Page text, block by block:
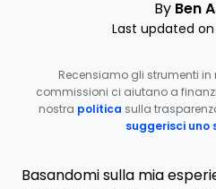
By Ben
Last updated on
Recensiamo gli strumenti
commissioni ci aiutano a
nostra politica sulla
suggerisci uno
Basandomi sulla mia